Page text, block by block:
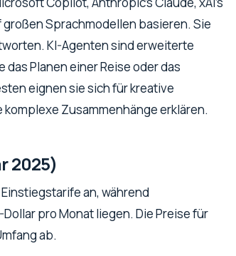
Sprachmodellen basieren. Sie
KI-Agenten sind erweiterte
Planen einer Reise oder das
eignen sie sich für kreative
Zusammenhänge erklären.
2025)
an, während
pro Monat liegen. Die Preise für
ab.